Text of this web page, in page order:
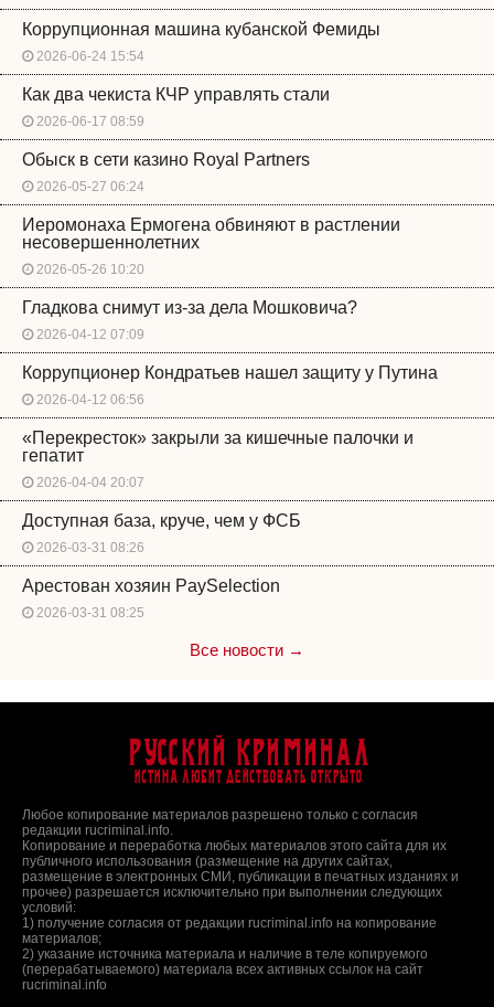
Коррупционная машина кубанской Фемиды
2026-06-24 15:54
Как два чекиста КЧР управлять стали
2026-06-17 08:59
Обыск в сети казино Royal Partners
2026-05-27 06:24
Иеромонаха Ермогена обвиняют в растлении
несовершеннолетних
2026-05-26 10:20
Гладкова снимут из-за дела Мошковича?
2026-04-12 07:09
Коррупционер Кондратьев нашел защиту у Путина
2026-04-12 06:56
«Перекресток» закрыли за кишечные палочки и
гепатит
2026-04-04 20:07
Доступная база, круче, чем у ФСБ
2026-03-31 08:26
Арестован хозяин PaySelection
2026-03-31 08:25
Все новости →
Русский Криминал
Истина любит действовать открыто
Любое копирование материалов разрешено только с согласия
редакции rucriminal.info.
Копирование и переработка любых материалов этого сайта для их
публичного использования (размещение на других сайтах,
размещение в электронных СМИ, публикации в печатных изданиях и
прочее) разрешается исключительно при выполнении следующих
условий:
1) получение согласия от редакции rucriminal.info на копирование
материалов;
2) указание источника материала и наличие в теле копируемого
(перерабатываемого) материала всех активных ссылок на сайт
rucriminal.info